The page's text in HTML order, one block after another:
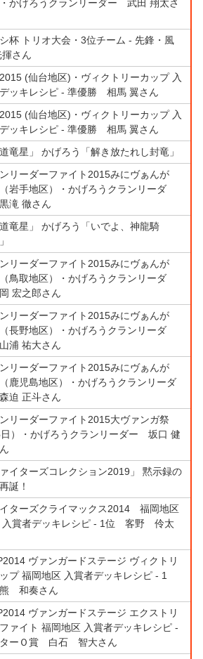
かげろうクランリーダー 武田 翔太さ
杯 トリオ大会・3位チーム - 先鋒・風
揮さん
(仙台地区)・ヴィクトリーカップ 入
ッキレシピ - 準優勝 相馬 翼さん
(仙台地区)・ヴィクトリーカップ 入
ッキレシピ - 準優勝 相馬 翼さん
道竜星」 かげろう「解き放たれし封竜」
リーダーファイト2015みにヴぁんが
岩手地区）・かげろうクランリーダ
滝 徹さん
道竜星」 かげろう「いでよ、神龍騎
リーダーファイト2015みにヴぁんが
鳥取地区）・かげろうクランリーダ
宏之郎さん
リーダーファイト2015みにヴぁんが
長野地区）・かげろうクランリーダ
浦 祐大さん
リーダーファイト2015みにヴぁんが
鹿児島地区）・かげろうクランリーダ
迫 正斗さん
リーダーファイト2015大ヴァンガ祭
日）・かげろうクランリーダー 坂口 健
ァイターズコレクション2019」 黙示録の
誕！
ターズクライマックス2014 福岡地区
入賞者デッキレシピ - 1位 客野 伶太
ヴァンガードステージ ヴィクトリ
プ 福岡地区 入賞者デッキレシピ - 1
和奏さん
ヴァンガードステージ エクストリ
ァイト 福岡地区 入賞者デッキレシピ -
ターＯ賞 白石 智大さん